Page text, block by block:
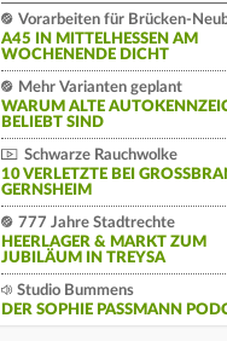
Vorarbeiten für Brücken-
A45 IN MITTELHESSEN AM
WOCHENENDE DICHT
Mehr Varianten geplant
WARUM ALTE
BELIEBT SIND
Schwarze Rauchwolke
10 VERLETZTE BEI
ERNSHEIM
777 Jahre Stadtrechte
HEERLAGER & MARKT ZUM
JUBILÄUM IN TREYSA
Studio Bummens
DER SOPHIE PASSMANN